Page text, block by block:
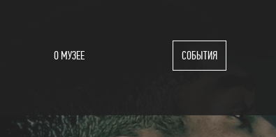
О МУЗЕЕ СОБЫТИЯ